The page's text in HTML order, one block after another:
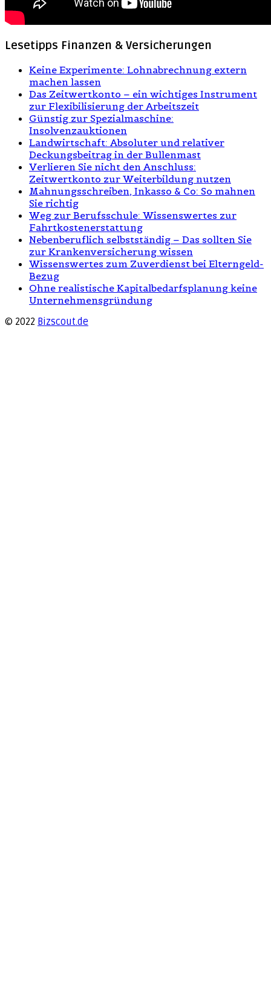
Lesetipps Finanzen & Versicherungen
Keine Experimente: Lohnabrechnung extern
machen lassen
Das Zeitwertkonto – ein wichtiges Instrument
zur Flexibilisierung der Arbeitszeit
Günstig zur Spezialmaschine:
Insolvenzauktionen
Landwirtschaft: Absoluter und relativer
Deckungsbeitrag in der Bullenmast
Verlieren Sie nicht den Anschluss:
Zeitwertkonto zur Weiterbildung nutzen
Mahnungsschreiben, Inkasso & Co: So mahnen
Sie richtig
Weg zur Berufsschule: Wissenswertes zur
Fahrtkostenerstattung
Nebenberuflich selbstständig – Das sollten Sie
zur Krankenversicherung wissen
Wissenswertes zum Zuverdienst bei Elterngeld-
Bezug
Ohne realistische Kapitalbedarfsplanung keine
Unternehmensgründung
© 2022 Bizscout.de